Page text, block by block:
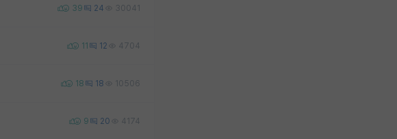
39 24 30041
11 12 4704
18 18 10506
9 20 4174